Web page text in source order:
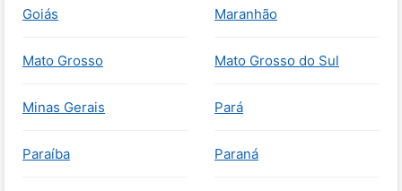
Goiás Maranhão
Mato Grosso Mato Grosso do Sul
Minas Gerais Pará
Paraíba Paraná